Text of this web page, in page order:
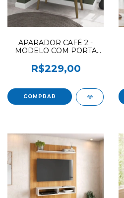
APARADOR CAFÉ 2 -
MODELO COM PORTA
(F.L) OFERTA
R$229,00